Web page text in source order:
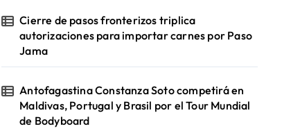
Cierre de pasos fronterizos triplica
autorizaciones para importar carnes por Paso
Jama
Antofagastina Constanza Soto competirá en
Maldivas, Portugal y Brasil por el Tour Mundial
de Bodyboard